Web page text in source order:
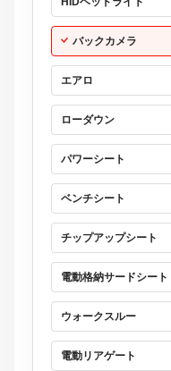
バックカメラ
エアロ
ローダウン
パワーシート
ベンチシート
チップアップシート
電動格納サードシート
ウォークスルー
電動リアゲート